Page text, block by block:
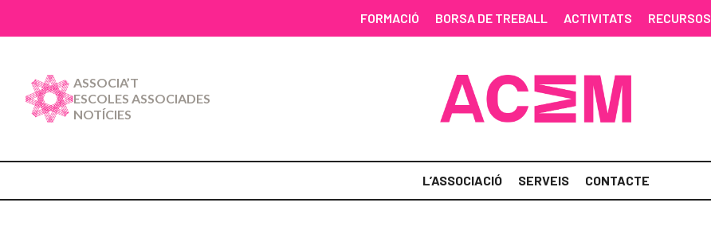
FORMACIÓ BORSA DE TREBALL ACTIVITATS RECURSOS
ASSOCIA’T
ESCOLES ASSOCIADES
NOTÍCIES
L’ASSOCIACIÓ SERVEIS CONTACTE